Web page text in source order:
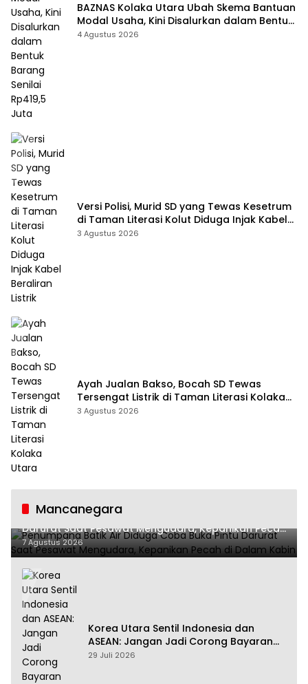
BAZNAS Kolaka Utara Ubah Skema Bantuan
Modal Usaha, Kini Disalurkan dalam Bentuk
Barang Senilai Rp419,5 Juta
4 Agustus 2026
Versi Polisi, Murid SD yang Tewas Kesetrum
di Taman Literasi Kolut Diduga Injak Kabel
Beraliran Listrik
3 Agustus 2026
Ayah Jualan Bakso, Bocah SD Tewas
Tersengat Listrik di Taman Literasi Kolaka
Utara
3 Agustus 2026
Mancanegara
Penumpang Batik Air Diduga Coba Buka Pintu
Darurat Saat Pesawat Mengudara, Kepanikan Pecah
di Dalam Kabin
7 Agustus 2026
Korea Utara Sentil Indonesia dan
ASEAN: Jangan Jadi Corong Bayaran
Amerika Serikat
29 Juli 2026